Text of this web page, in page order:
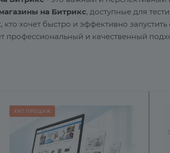
на Битрикс, доступные для
хочет быстро и эффективно запустить
профессиональный и качественный
ХИТ ПРОДАЖ